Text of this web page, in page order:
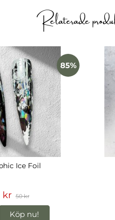
blommor och kors
Relaterade
85%
Ice Foil
kr 50 kr
Köp nu!